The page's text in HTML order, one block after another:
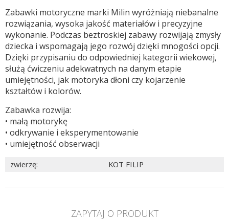
Zabawki motoryczne marki Milin wyróżniają niebanalne
rozwiązania, wysoka jakość materiałów i precyzyjne
wykonanie. Podczas beztroskiej zabawy rozwijają zmysły
dziecka i wspomagają jego rozwój dzięki mnogości opcji.
Dzięki przypisaniu do odpowiedniej kategorii wiekowej,
służą ćwiczeniu adekwatnych na danym etapie
umiejętności, jak motoryka dłoni czy kojarzenie
kształtów i kolorów.
Zabawka rozwija:
• małą motorykę
• odkrywanie i eksperymentowanie
• umiejętność obserwacji
zwierzę: KOT FILIP
ZAPYTAJ O PRODUKT